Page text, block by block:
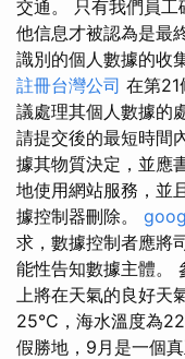
交通。 只有我們員
他信息才被認為是最
識別的個人數據的收
註冊台灣公司 在第21
議處理其個人數據的
請提交後的最短時間
據其物質決定，並應
地使用網站服務，並
據控制器刪除。
求，數據控制者應將
能性告知數據主體。
上將在天氣的良好天
25°C，海水溫度為
假勝地，9月是一個